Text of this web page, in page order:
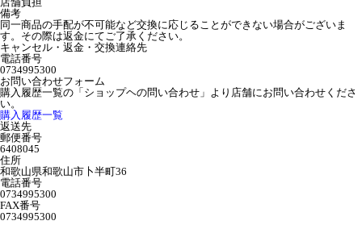
備考
同一商品の手配が不可能など交換に応じることができない場合がございま
す。その際は返金にてご了承ください。
キャンセル・返金・交換連絡先
電話番号
0734995300
お問い合わせフォーム
購入履歴一覧の「ショップヘの問い合わせ」より店舗にお問い合わせくださ
い。
購入履歴一覧
返送先
郵便番号
6408045
住所
和歌山県和歌山市卜半町36
電話番号
0734995300
FAX番号
0734995300